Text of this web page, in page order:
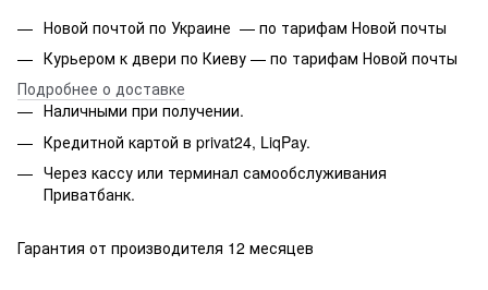
Новой почтой по Украине — по тарифам Новой почты
Курьером к двери по Киеву — по тарифам Новой почты
Подробнее о доставке
Наличными при получении.
Кредитной картой в privat24, LiqPay.
Через кассу или терминал самообслуживания
Приватбанк.
Гарантия от производителя 12 месяцев